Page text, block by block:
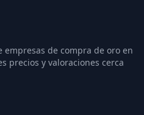
de compra de oro en
precios y valoraciones cerca